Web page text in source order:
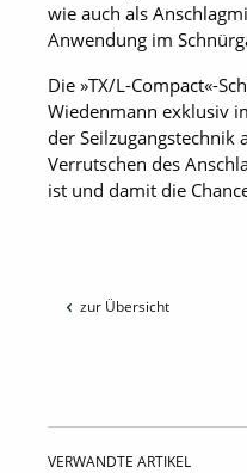
wie auch als
Anwendung im
Die »TX/L-Compact«-
Wiedenmann exklusiv
der Seilzugangstechnik
Verrutschen des
ist und ­damit die
zur Übersicht
VERWANDTE ARTIKEL